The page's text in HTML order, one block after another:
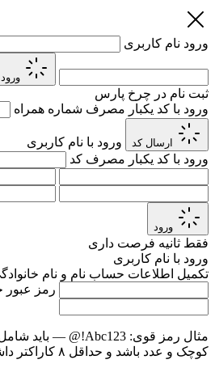
ورود نام کاربری
ورود
ثبت نام در چرخ پارس
ورود با کد یکبار مصرف شماره همراه
ارسال کد
ورود با نام کاربری
ورود با کد یکبار مصرف کد
ورود
فقط ثانیه فرصت داری
ورود با نام کاربری
تکمیل اطلاعات حساب نام و نام
رمز عبور
مثال رمز قوی: Abc123!@
— باید
کوچک و عدد باشد و حداقل ۸ کاراکتر داشته باشد.